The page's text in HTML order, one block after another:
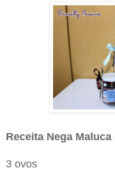
Receita Nega
3 ovos